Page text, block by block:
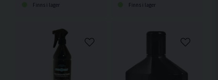
Finns i lager Finns i lager